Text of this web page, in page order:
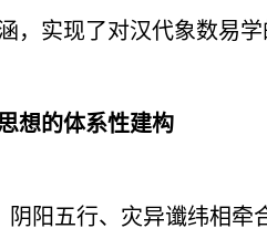
实现了对汉代象数易学
想的体系性建构
阳五行、灾异谶纬相牵